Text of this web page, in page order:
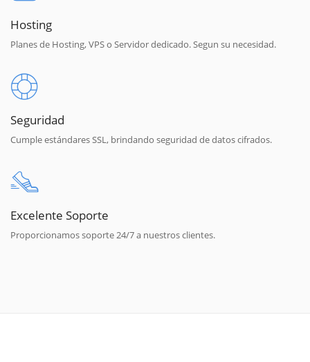
Hosting
Planes de Hosting, VPS o Servidor dedicado. Segun su necesidad.
Seguridad
Cumple estándares SSL, brindando seguridad de datos cifrados.
Excelente Soporte
Proporcionamos soporte 24/7 a nuestros clientes.